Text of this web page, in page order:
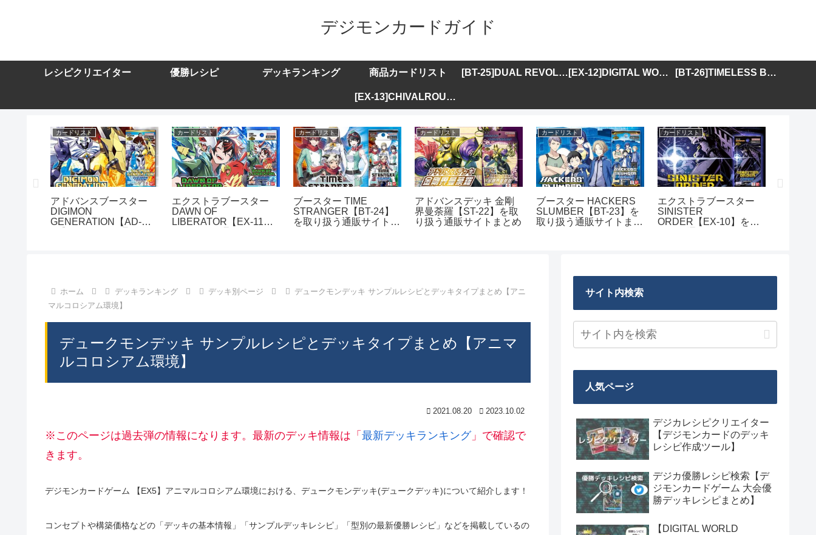
デジモンカードガイド
レシピクリエイター 優勝レシピ デッキランキング 商品カードリスト [BT-25]DUAL REVOLUTION [EX-12]DIGITAL WORLD SHAMBALA [BT-26]TIMELESS BONDS
[EX-13]CHIVALROUS XIII
カードリスト
アドバンスブースター
DIGIMON
GENERATION【AD-
カードリスト
エクストラブースター
DAWN OF
LIBERATOR【EX-11】
カードリスト
ブースター TIME
STRANGER【BT-24】
を取り扱う通販サイトま
カードリスト
アドバンスデッキ 金剛
界曼荼羅【ST-22】を取
り扱う通販サイトまとめ
カードリスト
ブースター HACKERS
SLUMBER【BT-23】を
取り扱う通販サイトまと
カードリスト
エクストラブースター
SINISTER
ORDER【EX-10】を取
ホーム デッキランキング デッキ別ページ
デュークモンデッキ サンプルレシピとデッキタイプまとめ【アニ
マルコロシアム環境】
デュークモンデッキ サンプルレシピとデッキタイプまとめ【アニマ
ルコロシアム環境】
2021.08.20 2023.10.02
※このページは過去弾の情報になります。最新のデッキ情報は「 最新デッキランキング」で確認で
きます。
デジモンカードゲーム 【EX5】アニマルコロシアム環境における、デュークモンデッキ(デュークデッキ)について紹介します！
コンセプトや構築価格などの「デッキの基本情報」「サンプルデッキレシピ」「型別の最新優勝レシピ」などを掲載しているの
サイト内検索
人気ページ
デジカレシピクリエイター
【デジモンカードのデッキ
レシピ作成ツール】
デジカ優勝レシピ検索【デ
ジモンカードゲーム 大会優
勝デッキレシピまとめ】
【DIGITAL WORLD